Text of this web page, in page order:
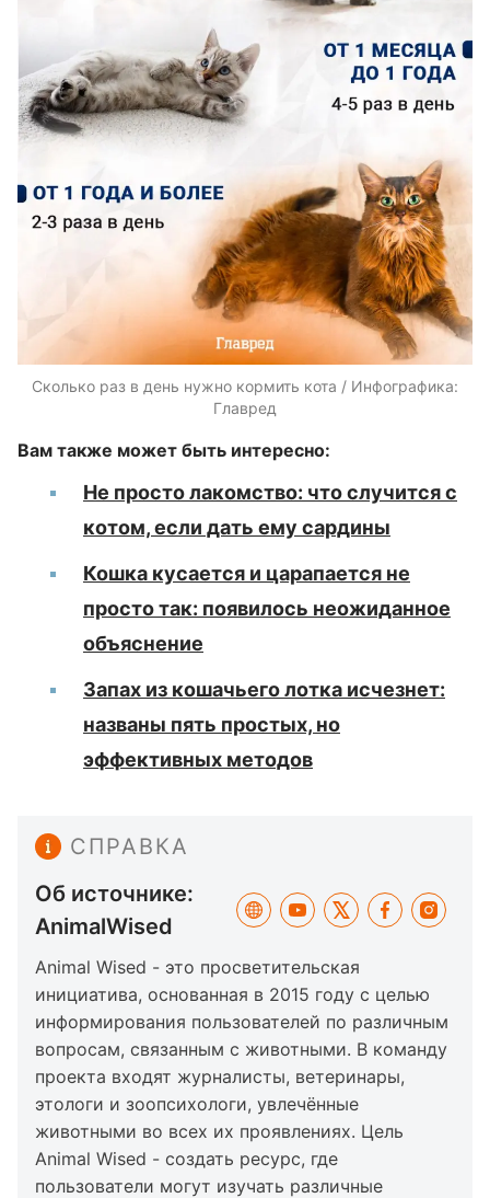
Сколько раз в день нужно кормить кота / Инфографика:
Главред
Вам также может быть интересно:
Не просто лакомство: что случится с
котом, если дать ему сардины
Кошка кусается и царапается не
просто так: появилось неожиданное
объяснение
Запах из кошачьего лотка исчезнет:
названы пять простых, но
эффективных методов
СПРАВКА
Об источнике:
AnimalWised
Animal Wised - это просветительская
инициатива, основанная в 2015 году с целью
информирования пользователей по различным
вопросам, связанным с животными. В команду
проекта входят журналисты, ветеринары,
этологи и зоопсихологи, увлечённые
животными во всех их проявлениях. Цель
Animal Wised - создать ресурс, где
пользователи могут изучать различные